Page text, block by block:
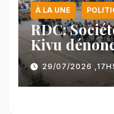
À LA UNE
RDC:
Kivu
des
l’AFC/M23
29/07/2026